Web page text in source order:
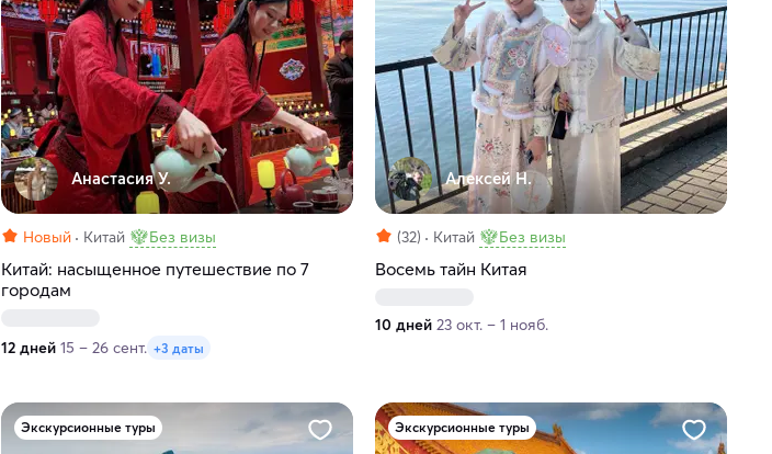
Анастасия У.
Новый Китай Без визы
Китай: насыщенное путешествие по 7
городам
12 дней 15 – 26 сент. +3 даты
Алексей Н.
(32) Китай Без визы
Восемь тайн Китая
10 дней 23 окт. – 1 нояб.
Экскурсионные туры Экскурсионные туры